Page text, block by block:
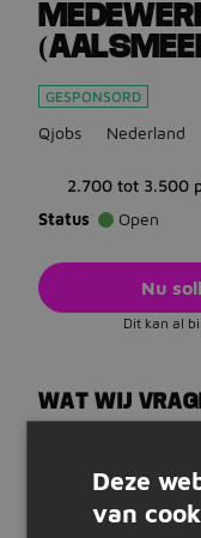
GESPONSORD
Qjobs Nederland
2.700 tot 3.500
Status
Open
Nu
Dit kan al
WAT WIJ
Er is geen
Ervaring
Liefst 1 jaar
Deze
van